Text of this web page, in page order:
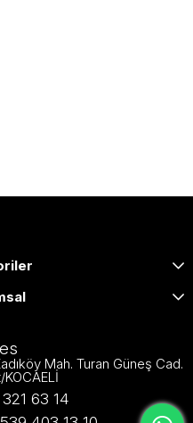
Mah. Turan Güneş Cad.
63 14